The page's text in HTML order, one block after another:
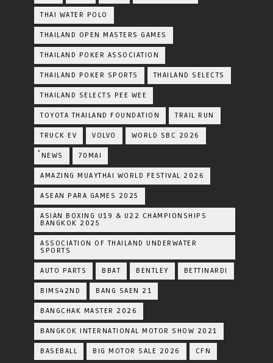
THAI WATER POLO
THAILAND OPEN MASTERS GAMES
THAILAND POKER ASSOCIATION
THAILAND POKER SPORTS THAILAND SELECTS
THAILAND SELECTS PEE WEE
TOYOTA​ THAILAND​ FOUNDATION TRAIL RUN
TRUCK EV VOLVO WORLD SBC 2026
์NEWS 70MAI
AMAZING MUAYTHAI WORLD FESTIVAL 2026
ASEAN PARA GAMES 2025
ASIAN BOXING U19 & U22 CHAMPIONSHIPS
BANGKOK 2025
ASSOCIATION OF THAILAND UNDERWATER
SPORTS
AUTO PARTS BBAT BENTLEY BETTINARDI
BIMS42ND BANG SAEN 21
BANGCHAK MASTER 2026
BANGKOK INTERNATIONAL MOTOR SHOW 2021
BASEBALL BIG MOTOR SALE 2026 CFN